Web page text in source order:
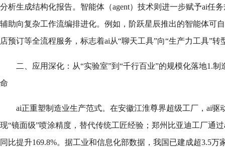
分析生成结构化报告。智能体（agent）技术则进一步赋予ai任
辅助向复杂工作流编排进化。例如，阶跃星辰推出的智能体可
店预订等全流程服务，标志着ai从“聊天工具”向“生产力工具”转
二、应用深化：从“实验室”到“千行百业”的规模化落地1.
命
ai正重塑制造业生产范式。在安徽江淮尊界超级工厂，ai驱
现“镜面级”喷涂精度，替代传统工匠经验；郑州比亚迪工厂通
同比提升169.8%。据工业和信息化部数据，我国已建成超3.5万